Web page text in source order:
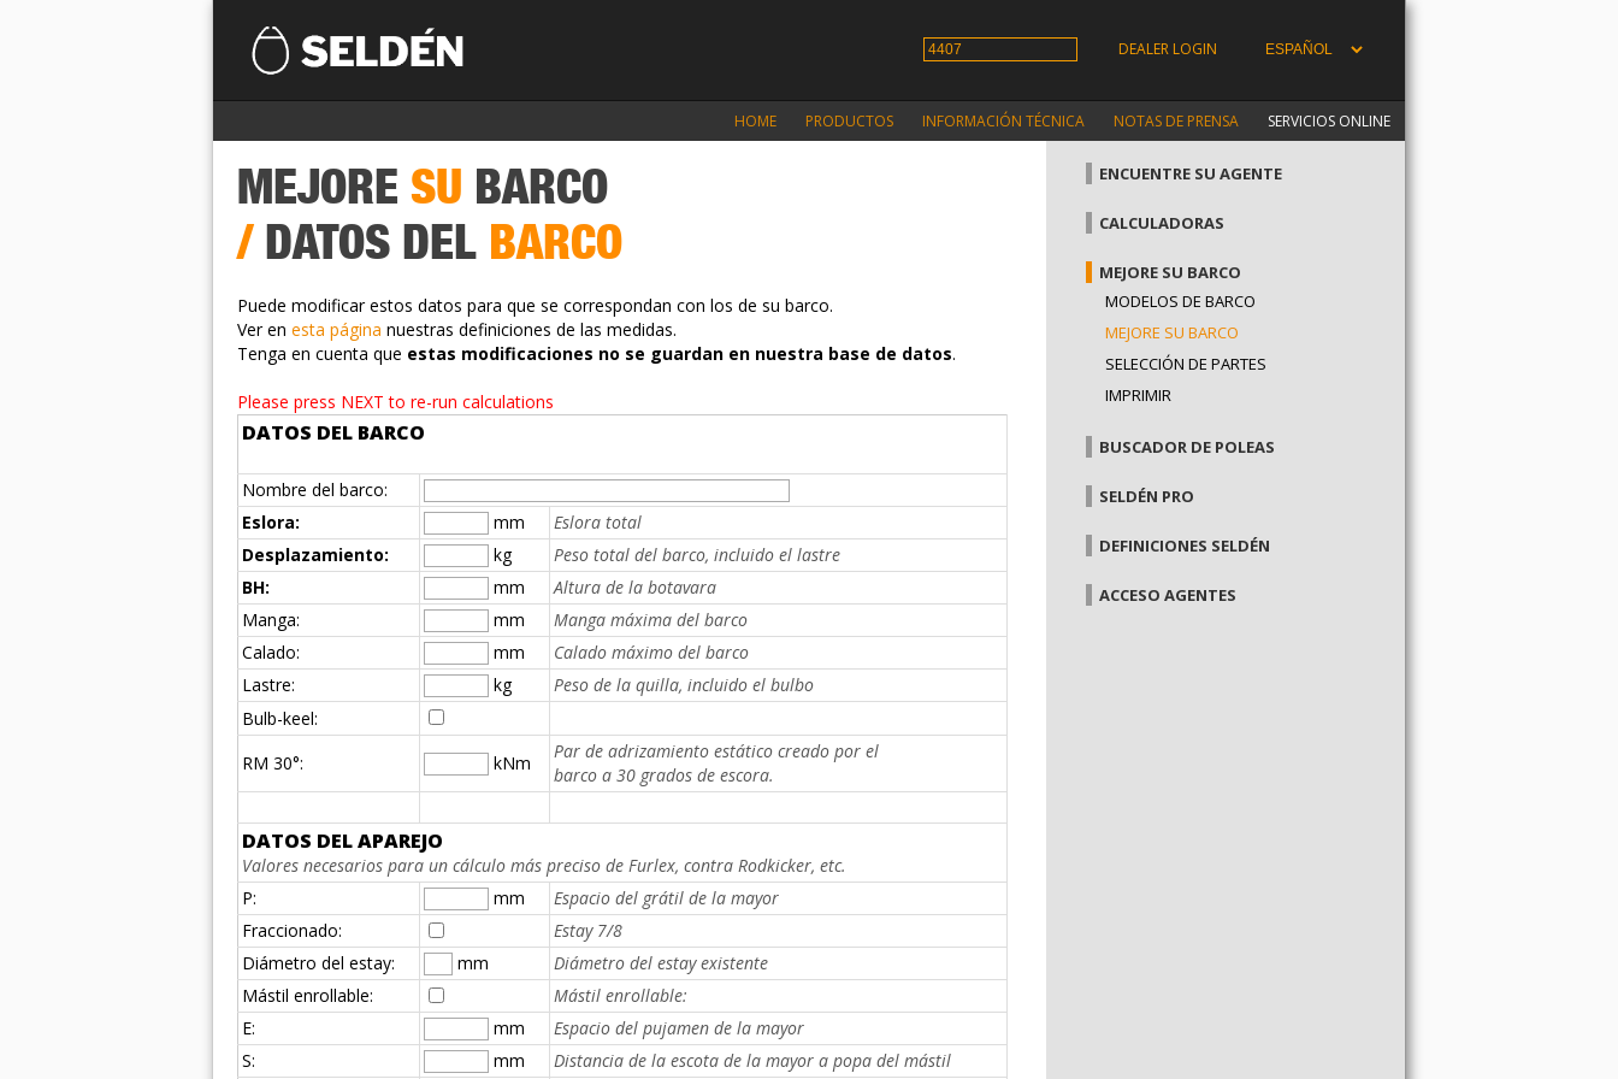
DEALER LOGIN
HOME PRODUCTOS INFORMACIÓN TÉCNICA NOTAS DE PRENSA SERVICIOS ONLINE
MEJORE SU BARCO
/ DATOS DEL BARCO
Puede modificar estos datos para que se correspondan con los de su barco.
Ver en esta página nuestras definiciones de las medidas.
Tenga en cuenta que estas modificaciones no se guardan en nuestra base de datos.
Please press NEXT to re-run calculations
DATOS DEL BARCO
Nombre del barco:
Eslora:
mm
Eslora total
Desplazamiento:
kg
Peso total del barco, incluido el lastre
BH:
mm
Altura de la botavara
Manga:
mm
Manga máxima del barco
Calado:
mm
Calado máximo del barco
Lastre:
kg
Peso de la quilla, incluido el bulbo
Bulb-keel:
RM 30°:
kNm
Par de adrizamiento estático creado por el
barco a 30 grados de escora.
DATOS DEL APAREJO
Valores necesarios para un cálculo más preciso de Furlex, contra Rodkicker, etc.
P:
mm
Espacio del grátil de la mayor
Fraccionado:
Estay 7/8
Diámetro del estay:
mm
Diámetro del estay existente
Mástil enrollable:
Mástil enrollable:
E:
mm
Espacio del pujamen de la mayor
S:
mm Distancia de la escota de la mayor a popa del mástil
ENCUENTRE SU AGENTE
CALCULADORAS
MEJORE SU BARCO
MODELOS DE BARCO
MEJORE SU BARCO
SELECCIÓN DE PARTES
IMPRIMIR
BUSCADOR DE POLEAS
SELDÉN PRO
DEFINICIONES SELDÉN
ACCESO AGENTES